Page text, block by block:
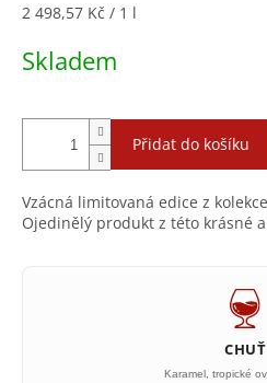
Měrná
2 498,57 Kč / 1 l
Skladem
Přidat do košíku
Vzácná limitovaná edice z
Ojedinělý produkt z této krásné
CHUŤ
Karamel, tropické